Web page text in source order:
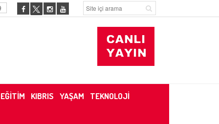
EĞİTİM KIBRIS YAŞAM TEKNOLOJİ